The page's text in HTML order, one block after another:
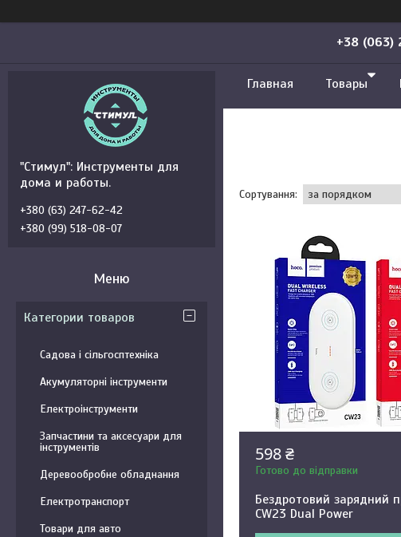
+38
Главная Товары
598 ₴
Готово до відправки
Бездротовий зарядний
CW23 Dual Power
"Стимул": Инструменты для
дома и работы.
+380 (63) 247-62-42
+380 (99) 518-08-07
Категории товаров
Садова і сільгосптехніка
Акумуляторні інструменти
Електроінструменти
Запчастини та аксесуари для
інструментів
Деревообробне обладнання
Електротранспорт
Товари для авто